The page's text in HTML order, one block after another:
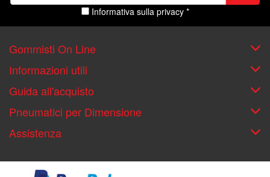
Informativa sulla privacy *
Gommisti On Line
Informazioni utili
Guida all'acquisto
Pneumatici per Dimensione
Assistenza